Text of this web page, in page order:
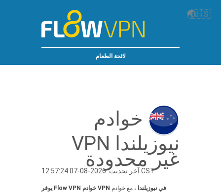
🌏🇺🇸
لائحة الطعام
خوادم
نيوزيلندا VPN
غير محدودة
آخر تحديث: 2026-08-07 12:57:24 CST
يوفر Flow VPN خوادم VPN في نيوزيلندا ، مع خوادم